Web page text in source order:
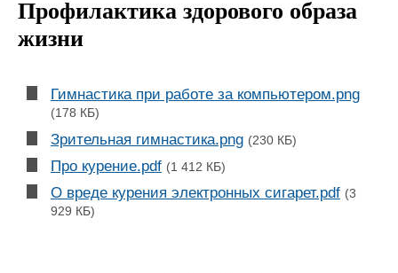
Профилактика здорового образа
жизни
Гимнастика при работе за компьютером.png
(178 КБ)
Зрительная гимнастика.png (230 КБ)
Про курение.pdf (1 412 КБ)
О вреде курения электронных сигарет.pdf (3
929 КБ)